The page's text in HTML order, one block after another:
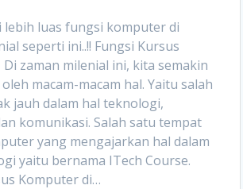
lebih luas fungsi komputer di
seperti ini..!! Fungsi Kursus
zaman milenial ini, kita semakin
macam-macam hal. Yaitu salah
jauh dalam hal teknologi,
komunikasi. Salah satu tempat
yang mengajarkan hal dalam
yaitu bernama ITech Course.
Komputer di…